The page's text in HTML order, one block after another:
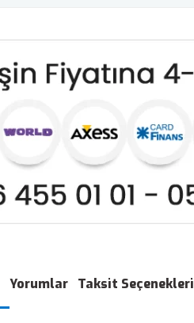
Yorumlar Taksit Seçenekleri